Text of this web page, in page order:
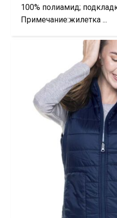
100% полиамид;
Примечание:жилетка ...